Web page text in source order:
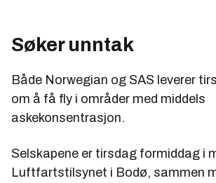
Søker unntak
Både Norwegian og SAS leverer
om å få fly i områder med middels
askekonsentrasjon.
Selskapene er tirsdag formiddag i
Luftfartstilsynet i Bodø, sammen